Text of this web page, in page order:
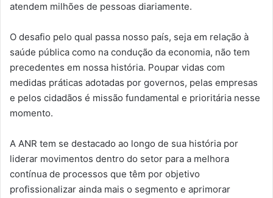
atendem milhões de pessoas diariamente.
O desafio pelo qual passa nosso país, seja em relação à
saúde pública como na condução da economia, não tem
precedentes em nossa história. Poupar vidas com
medidas práticas adotadas por governos, pelas empresas
e pelos cidadãos é missão fundamental e prioritária nesse
momento.
A ANR tem se destacado ao longo de sua história por
liderar movimentos dentro do setor para a melhora
contínua de processos que têm por objetivo
profissionalizar ainda mais o segmento e aprimorar